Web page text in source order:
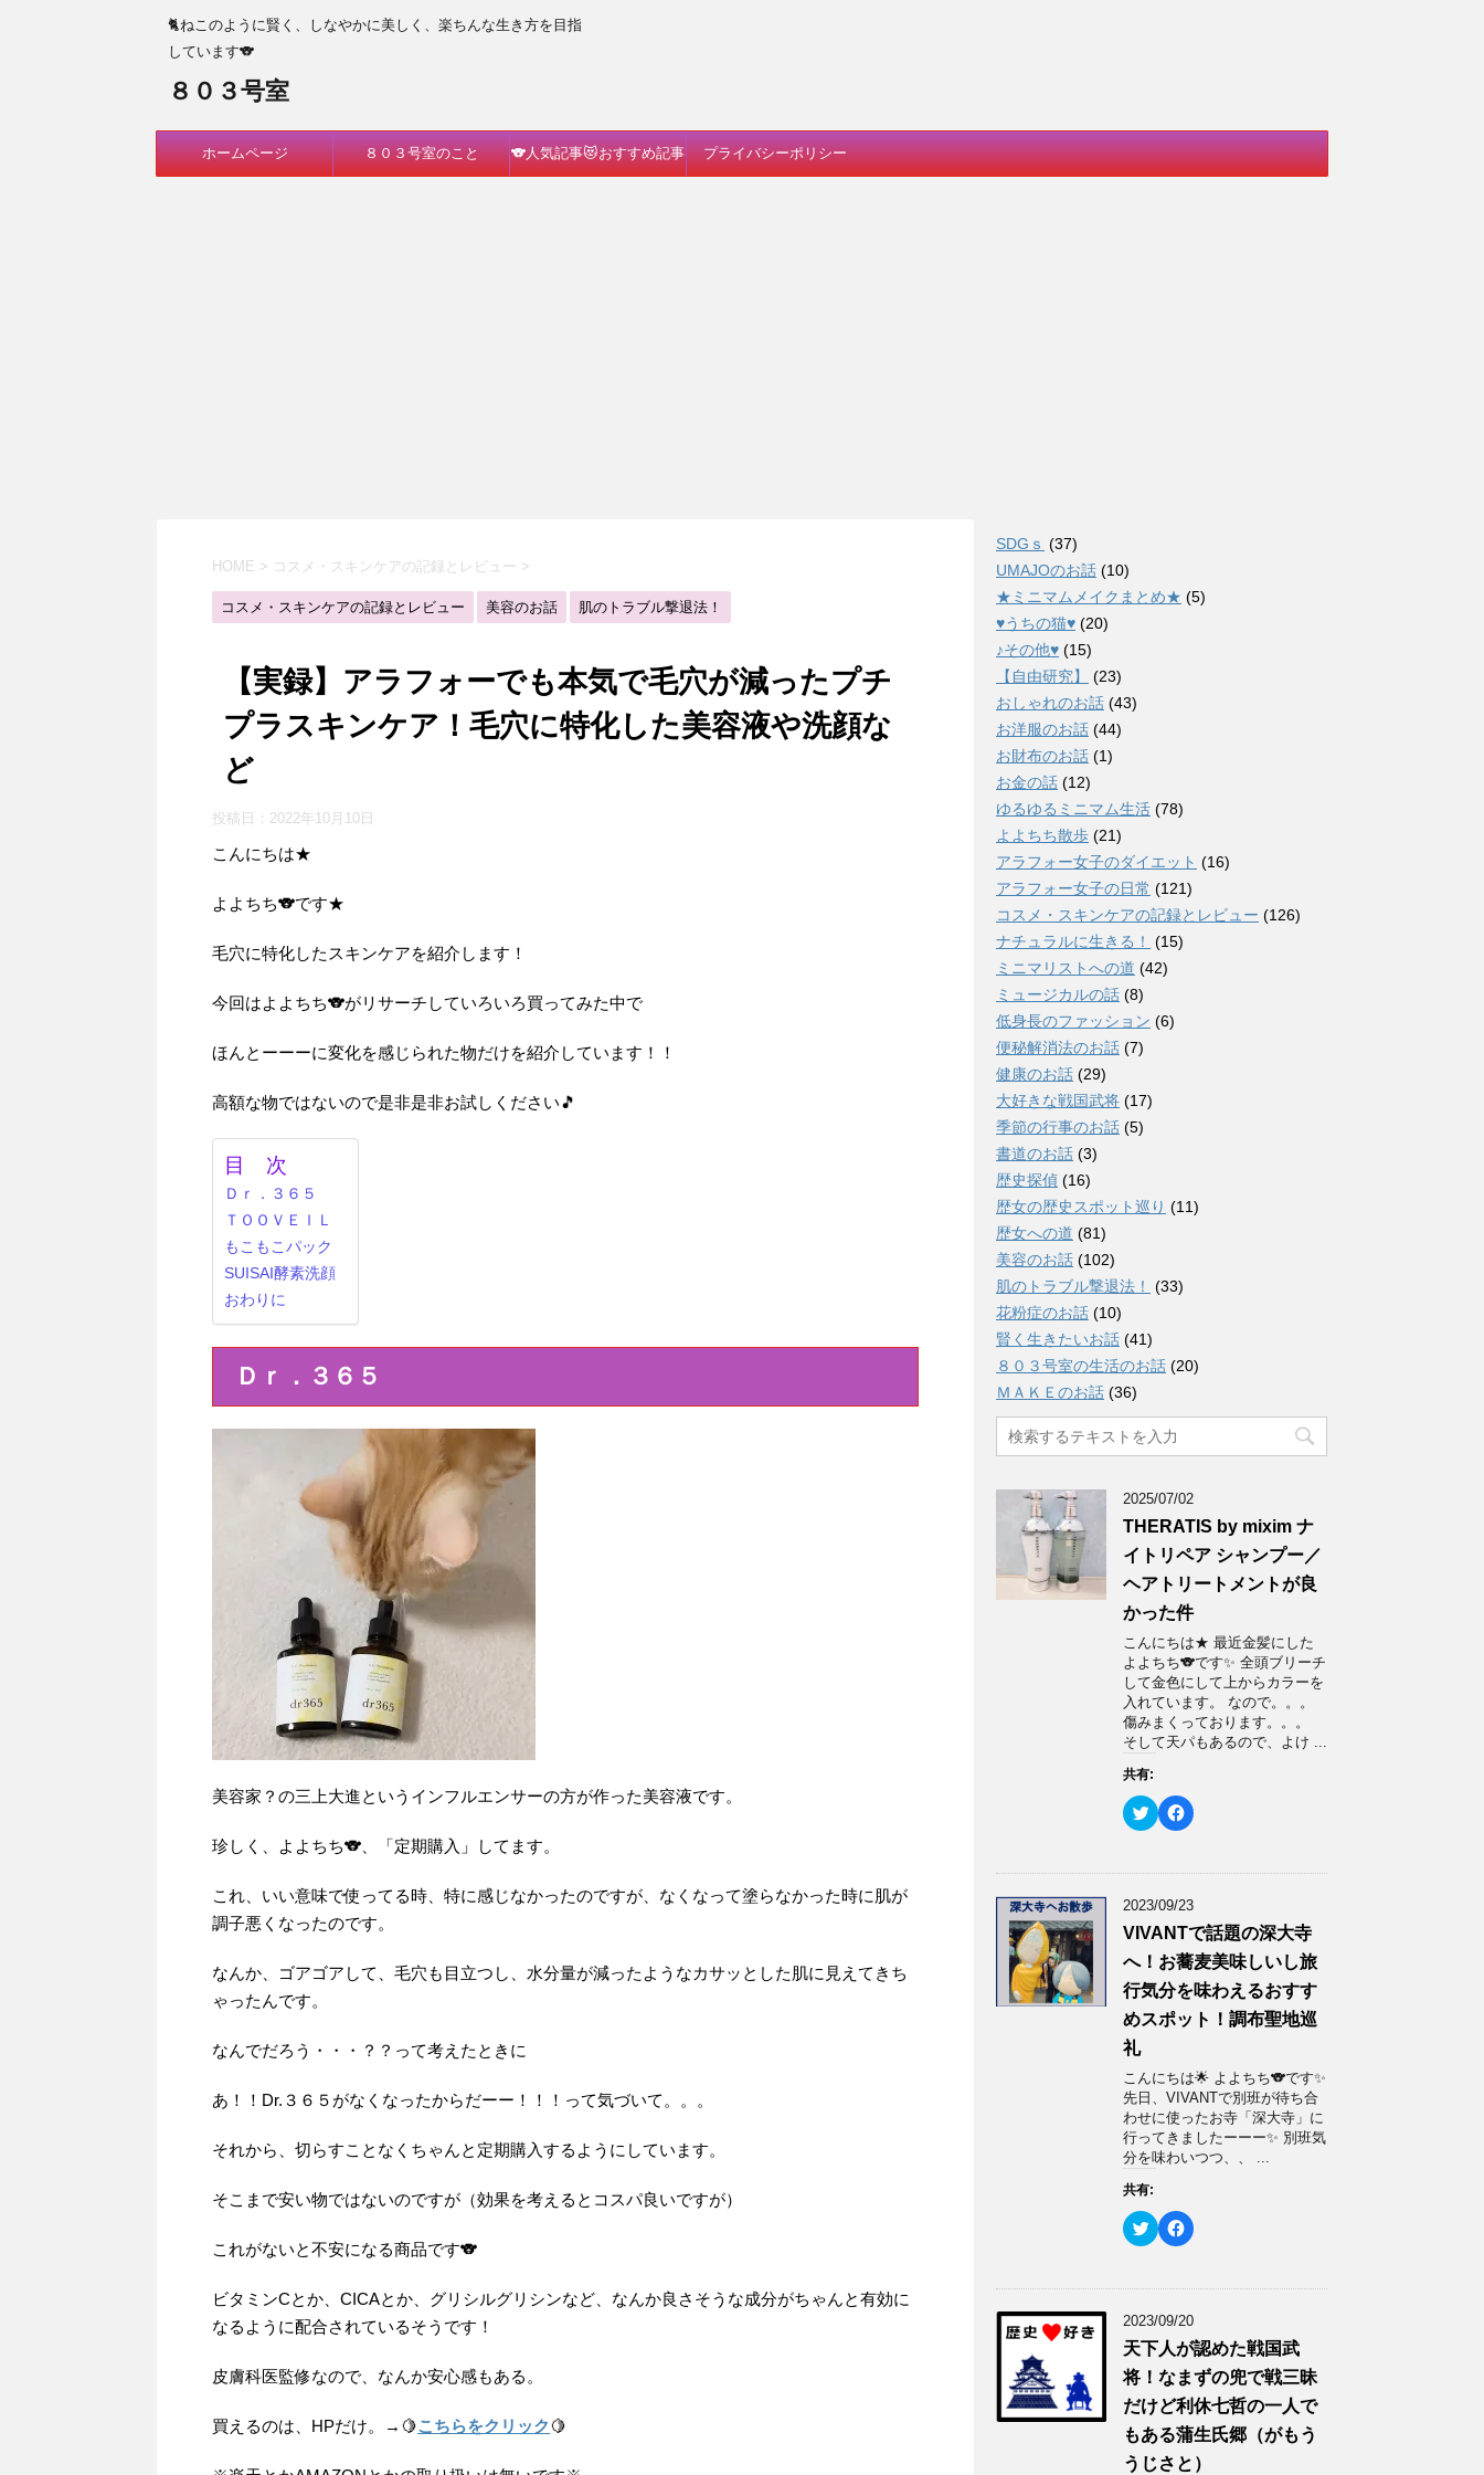
🐈ねこのように賢く、しなやかに美しく、楽ちんな生き方を目指
しています🐨
８０３号室
ホームページ ８０３号室のこと 🐨人気記事😻おすすめ記事 プライバシーポリシー
HOME > コスメ・スキンケアの記録とレビュー >
コスメ・スキンケアの記録とレビュー 美容のお話 肌のトラブル撃退法！
【実録】アラフォーでも本気で毛穴が減ったプチ
プラスキンケア！毛穴に特化した美容液や洗顔な
ど
投稿日： 2022年10月10日
こんにちは★
よよちち🐨です★
毛穴に特化したスキンケアを紹介します！
今回はよよちち🐨がリサーチしていろいろ買ってみた中で
ほんとーーーに変化を感じられた物だけを紹介しています！！
高額な物ではないので是非是非お試しください🎵
目 次
Ｄｒ．３６５
ＴＯＯＶＥＩＬ
もこもこパック
SUISAI酵素洗顔
おわりに
Ｄｒ．３６５
美容家？の三上大進というインフルエンサーの方が作った美容液です。
珍しく、よよちち🐨、「定期購入」してます。
これ、いい意味で使ってる時、特に感じなかったのですが、なくなって塗らなかった時に肌が
調子悪くなったのです。
なんか、ゴアゴアして、毛穴も目立つし、水分量が減ったようなカサッとした肌に見えてきち
ゃったんです。
なんでだろう・・・？？って考えたときに
あ！！Dr.３６５がなくなったからだーー！！！って気づいて。。。
それから、切らすことなくちゃんと定期購入するようにしています。
そこまで安い物ではないのですが（効果を考えるとコスパ良いですが）
これがないと不安になる商品です🐨
ビタミンCとか、CICAとか、グリシルグリシンなど、なんか良さそうな成分がちゃんと有効に
なるように配合されているそうです！
皮膚科医監修なので、なんか安心感もある。
買えるのは、HPだけ。→🍋こちらをクリック🍋
SDGｓ (37)
UMAJOのお話 (10)
★ミニマムメイクまとめ★ (5)
♥うちの猫♥ (20)
♪その他♥ (15)
【自由研究】
(23)
おしゃれのお話 (43)
お洋服のお話 (44)
お財布のお話 (1)
お金の話 (12)
ゆるゆるミニマム生活 (78)
よよちち散歩 (21)
アラフォー女子のダイエット (16)
アラフォー女子の日常 (121)
コスメ・スキンケアの記録とレビュー (126)
ナチュラルに生きる！
(15)
ミニマリストへの道 (42)
ミュージカルの話 (8)
低身長のファッション (6)
便秘解消法のお話 (7)
健康のお話 (29)
大好きな戦国武将 (17)
季節の行事のお話 (5)
書道のお話 (3)
歴史探偵 (16)
歴女の歴史スポット巡り (11)
歴女への道 (81)
美容のお話 (102)
肌のトラブル撃退法！
(33)
花粉症のお話 (10)
賢く生きたいお話 (41)
８０３号室の生活のお話 (20)
ＭＡＫＥのお話 (36)
2025/07/02
THERATIS by mixim ナ
イトリペア シャンプー／
ヘアトリートメントが良
かった件
こんにちは★ 最近金髪にした
よよちち🐨です✨ 全頭ブリーチ
して金色にして上からカラーを
入れています。 なので。。。
傷みまくっております。。。
そして天パもあるので、よけ ...
共有:
ク
リ
て
w
t
t
e
r
で
共
(
ウ
ィ
ン
ド
ウ
で
開
き
す
F
a
o
k
共
有
す
る
に
は
リ
て
く
だ
さ
い
(
新
ン
ド
ウ
き
す
)
2023/09/23
VIVANTで話題の深大寺
へ！お蕎麦美味しいし旅
行気分を味わえるおすす
めスポット！調布聖地巡
礼
こんにちは🌟 よよちち🐨です✨
先日、VIVANTで別班が待ち合
わせに使ったお寺「深大寺」に
行ってきましたーーー✨ 別班気
分を味わいつつ、、 ...
共有:
ク
リ
て
w
t
e
r
で
共
有
(
し
F
a
o
k
共
有
す
る
に
は
ク
リ
ク
2023/09/20
天下人が認めた戦国武
将！なまずの兜で戦三昧
だけど利休七哲の一人で
もある蒲生氏郷（がもう
うじさと）